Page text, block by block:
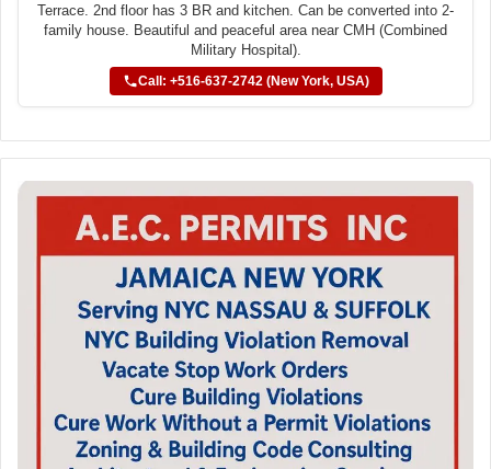
Terrace. 2nd floor has 3 BR and kitchen. Can be converted into 2-
family house. Beautiful and peaceful area near CMH (Combined
Military Hospital).
Call: +516-637-2742 (New York, USA)